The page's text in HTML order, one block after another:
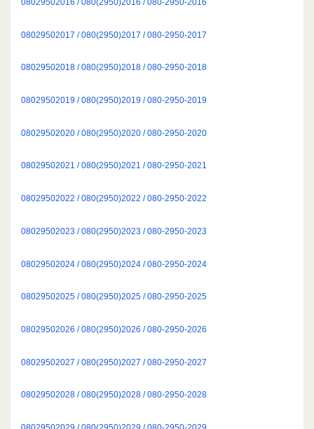
08029502017 / 080(2950)2017 / 080-2950-2017
08029502018 / 080(2950)2018 / 080-2950-2018
08029502019 / 080(2950)2019 / 080-2950-2019
08029502020 / 080(2950)2020 / 080-2950-2020
08029502021 / 080(2950)2021 / 080-2950-2021
08029502022 / 080(2950)2022 / 080-2950-2022
08029502023 / 080(2950)2023 / 080-2950-2023
08029502024 / 080(2950)2024 / 080-2950-2024
08029502025 / 080(2950)2025 / 080-2950-2025
08029502026 / 080(2950)2026 / 080-2950-2026
08029502027 / 080(2950)2027 / 080-2950-2027
08029502028 / 080(2950)2028 / 080-2950-2028